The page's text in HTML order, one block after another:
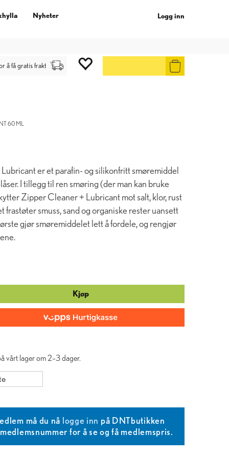
Logg inn
Nyheter
å få gratis frakt
60 ML
er et parafin- og silikonfritt smøremiddel
I tillegg til ren smøring (der man kan bruke
Zipper Cleaner + Lubricant mot salt, klor, rust
frastøter smuss, sand og organiske rester uansett
gjør smøremiddelet lett å fordele, og rengjør
Kjøp
vårt lager om 2–3 dager.
må du nå logge inn på DNTbutikken
for å se og få medlemspris.